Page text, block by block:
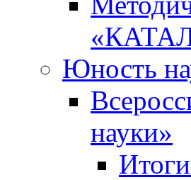
Юность
науки»